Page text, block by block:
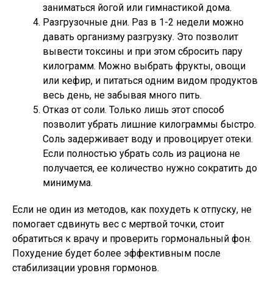
заниматься йогой или гимнастикой дома.
Разгрузочные дни. Раз в 1-2 недели можно
давать организму разгрузку. Это позволит
вывести токсины и при этом сбросить пару
килограмм. Можно выбрать фрукты, овощи
или кефир, и питаться одним видом продуктов
весь день, не забывая много пить.
Отказ от соли. Только лишь этот способ
позволит убрать лишние килограммы быстро.
Соль задерживает воду и провоцирует отеки.
Если полностью убрать соль из рациона не
получается, ее количество нужно сократить до
минимума.
Если не один из методов, как похудеть к отпуску, не
помогает сдвинуть вес с мертвой точки, стоит
обратиться к врачу и проверить гормональный фон.
Похудение будет более эффективным после
стабилизации уровня гормонов.